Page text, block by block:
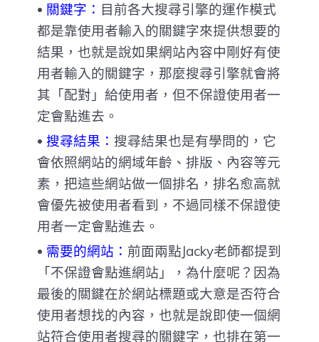
關鍵字： 目前各大搜尋引擎的運作模式
都是靠使用者輸入的關鍵字來提供想要的
結果，也就是說如果網站內容中剛好有使
用者輸入的關鍵字，那麼搜尋引擎就會將
其「配對」給使用者，但不保證使用者一
定會點進去。
搜尋結果： 搜尋結果也是有學問的，它
會依照網站的網域年齡、排版、內容等元
素，把這些網站做一個排名，排名愈高就
會優先被使用者看到，不過同樣不保證使
用者一定會點進去。
需要的網站： 前面兩點Jacky老師都提到
「不保證會點進網站」，為什麼呢？因為
最後的關鍵在於網站標題或大意是否符合
使用者想找的內容，也就是說即使一個網
站符合使用者搜尋的關鍵字，也排在第一